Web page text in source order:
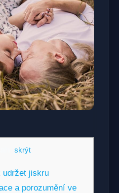
skrýt]
udržet jiskru
a porozumění ve